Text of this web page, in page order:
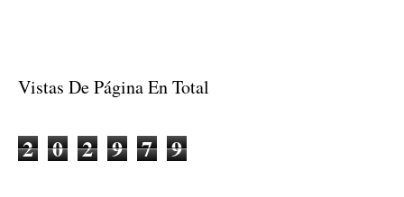
Vistas De Página En Total
2 0 2 9 7 9